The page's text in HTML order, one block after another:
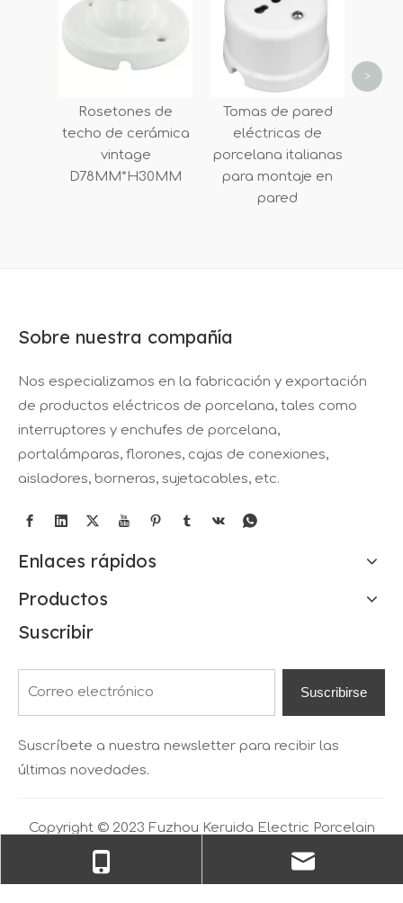
Rosetones de
techo de cerámica
vintage
D78MM*H30MM
Tomas de pared
eléctricas de
porcelana italianas
para montaje en
pared
>
Sobre nuestra compañía
Nos especializamos en la fabricación y exportación
de productos eléctricos de porcelana, tales como
interruptores y enchufes de porcelana,
portalámparas, florones, cajas de conexiones,
aisladores, borneras, sujetacables, etc.
Enlaces rápidos
Productos
Suscribir
Suscribirse
Suscríbete a nuestra newsletter para recibir las
últimas novedades.
Copyright © 2023 Fuzhou Keruida Electric Porcelain
and Appliance Co., Ltd. Tecnología por
leadong.com